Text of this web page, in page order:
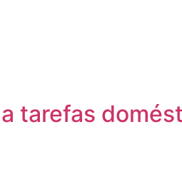
tarefas